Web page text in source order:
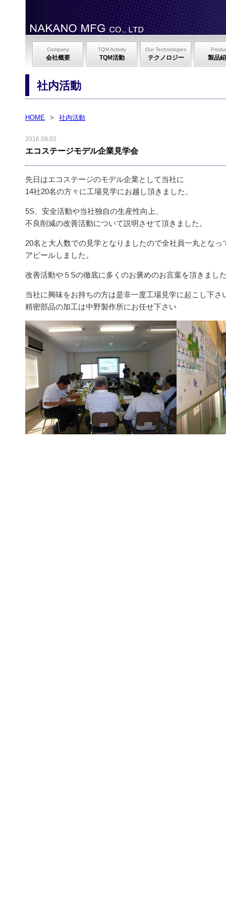
Company
会社概要
TQM Activity
TQM活動
Our Technologies
テクノロジー 製品
社内活動
HOME > 社内活動
2016.09.02
エコステージモデル企業見学会
先日はエコステージのモデル企業として当社に
14社20名の方々に工場見学にお越し頂きました。
5S、安全活動や当社独自の生産性向上、
不良削減の改善活動について説明させて頂きました。
20名と大人数での見学となりましたので全社員一丸となっ
アピールしました。
改善活動や５Sの徹底に多くのお褒めのお言葉を頂きまし
当社に興味をお持ちの方は是非一度工場見学に起こし下さ
精密部品の加工は中野製作所にお任せ下さい